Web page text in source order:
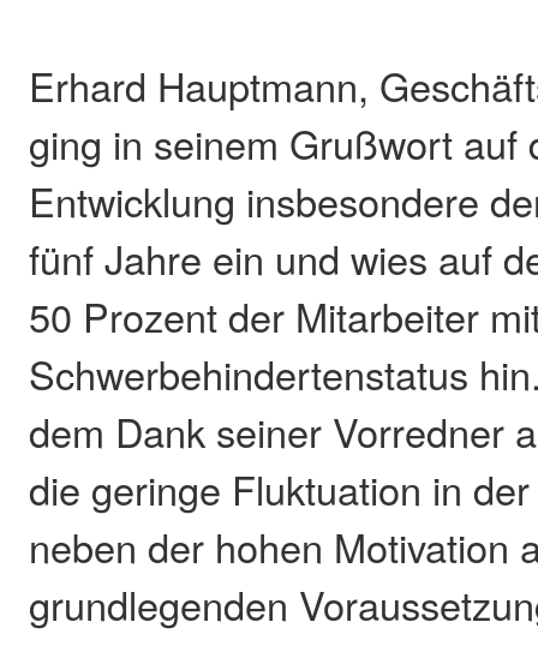
Erhard Hauptmann,
ging in seinem Grußwort auf
Entwicklung insbesondere
fünf Jahre ein und wies auf
50 Prozent der Mitarbeiter
Schwerbehindertenstatus
dem Dank seiner Vorredner
die geringe Fluktuation in
neben der hohen Motivation
grundlegenden